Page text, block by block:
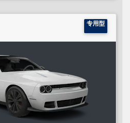
专用型